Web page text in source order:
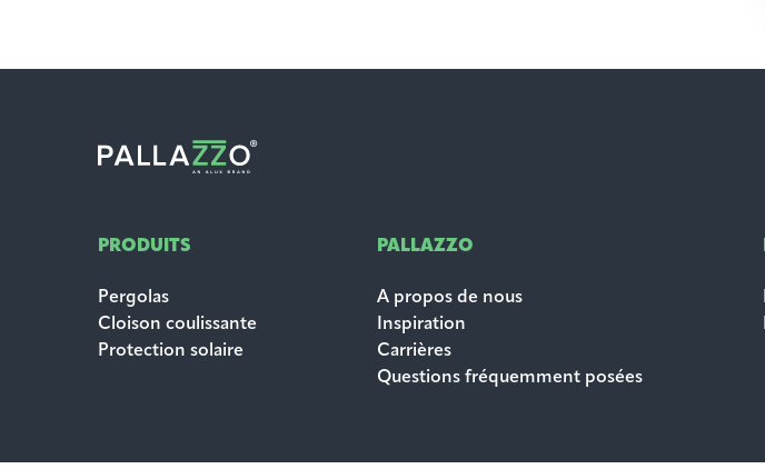
PRODUITS
Pergolas
Cloison coulissante
Protection solaire
PALLAZZO
A propos de nous
Inspiration
Carrières
Questions fréquemment posées